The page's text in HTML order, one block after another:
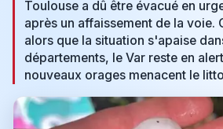
Toulouse a dû être évacué en
après un affaissement de la voie.
alors que la situation s'apaise
départements, le Var reste en
nouveaux orages menacent le